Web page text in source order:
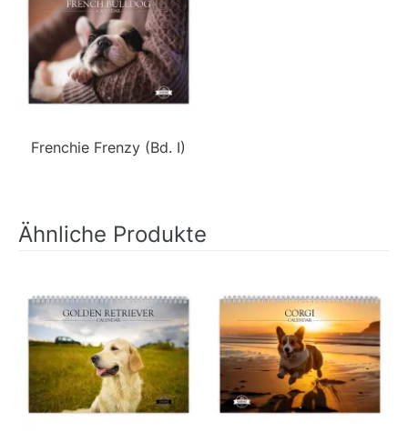
Frenchie Frenzy (Bd. I)
Ähnliche Produkte